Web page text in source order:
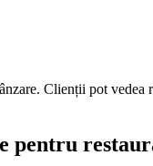
Clienții pot
pentru